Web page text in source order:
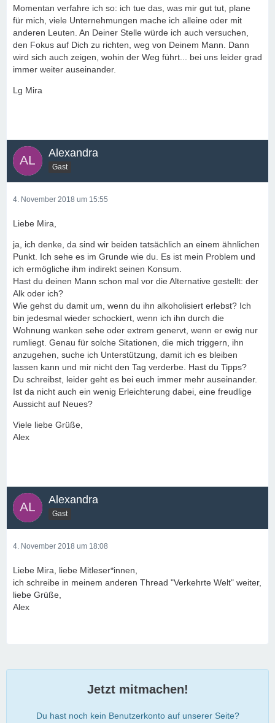
Momentan verfahre ich so: ich tue das, was mir gut tut, plane
für mich, viele Unternehmungen mache ich alleine oder mit
anderen Leuten. An Deiner Stelle würde ich auch versuchen,
den Fokus auf Dich zu richten, weg von Deinem Mann. Dann
wird sich auch zeigen, wohin der Weg führt... bei uns leider grad
immer weiter auseinander.
Lg Mira
Alexandra
Gast
4. November 2018 um 15:55
Liebe Mira,
ja, ich denke, da sind wir beiden tatsächlich an einem ähnlichen
Punkt. Ich sehe es im Grunde wie du. Es ist mein Problem und
ich ermögliche ihm indirekt seinen Konsum.
Hast du deinen Mann schon mal vor die Alternative gestellt: der
Alk oder ich?
Wie gehst du damit um, wenn du ihn alkoholisiert erlebst? Ich
bin jedesmal wieder schockiert, wenn ich ihn durch die
Wohnung wanken sehe oder extrem genervt, wenn er ewig nur
rumliegt. Genau für solche Sitationen, die mich triggern, ihn
anzugehen, suche ich Unterstützung, damit ich es bleiben
lassen kann und mir nicht den Tag verderbe. Hast du Tipps?
Du schreibst, leider geht es bei euch immer mehr auseinander.
Ist da nicht auch ein wenig Erleichterung dabei, eine freudlige
Aussicht auf Neues?
Viele liebe Grüße,
Alex
Alexandra
Gast
4. November 2018 um 18:08
Liebe Mira, liebe Mitleser*innen,
ich schreibe in meinem anderen Thread "Verkehrte Welt" weiter,
liebe Grüße,
Alex
Jetzt mitmachen!
Du hast noch kein Benutzerkonto auf unserer Seite?